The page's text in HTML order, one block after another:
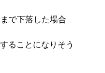
で下落した場合
ることになりそう